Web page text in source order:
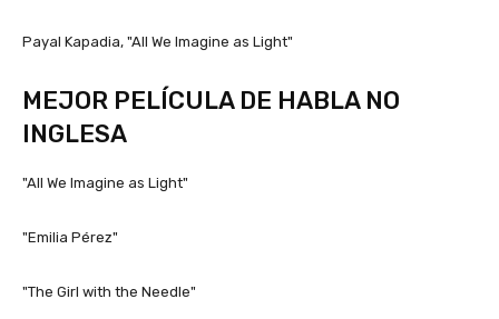
Payal Kapadia, "All We Imagine as Light"
MEJOR PELÍCULA DE HABLA NO
INGLESA
"All We Imagine as Light"
"Emilia Pérez"
"The Girl with the Needle"